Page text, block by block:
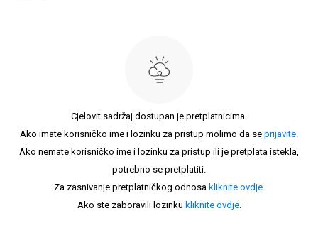
Cjelovit sadržaj dostupan je pretplatnicima.
Ako imate korisničko ime i lozinku za pristup molimo da se prijavite.
Ako nemate korisničko ime i lozinku za pristup ili je pretplata istekla,
potrebno se pretplatiti.
Za zasnivanje pretplatničkog odnosa kliknite ovdje.
Ako ste zaboravili lozinku kliknite ovdje.